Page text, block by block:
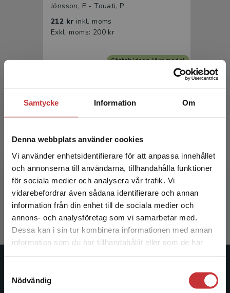
Samtycke Information Om
Denna webbplats använder cookies
Vi använder enhetsidentifierare för att anpassa innehållet
och annonserna till användarna, tillhandahålla funktioner
för sociala medier och analysera vår trafik. Vi
vidarebefordrar även sådana identifierare och annan
information från din enhet till de sociala medier och
annons- och analysföretag som vi samarbetar med.
Dessa kan i sin tur kombinera informationen med annan
information som du har tillhandahållit eller som de har
Nödvändig
Begränsad fraktregion
Det verkar som att du besöker
studentlitteratur.se via en enhet utanför Sverige.
Vi erbjuder inte leveranser utanför Sverige. För
att kunna slutföra ett köp måste
Jönsson, E - Touati, P
212 kr inkl. moms
Exkl. moms: 200 kr
Fransk grammatik Övningsbok
Jönsson, E - Touati, P
148 krinkl. moms
Exkl. moms: 140 kr
Statsbidrag läromedel